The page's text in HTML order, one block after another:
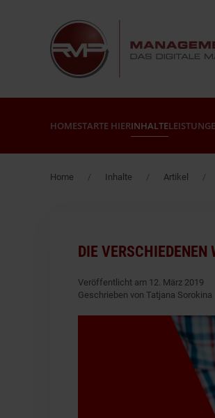
Zum Hauptinhalt springen
HOMESTARTE HIERINHALTE
Home Inhalte Artikel
DIE VERSCHIEDENEN
Veröffentlicht am 12. März 2019
Geschrieben von Tatjana Sorokina